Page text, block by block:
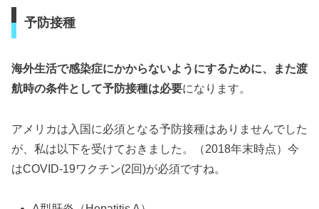
予防接種
海外生活で感染症にかからないようにするために、また渡
航時の条件として予防接種は必要になります。
アメリカは入国に必須となる予防接種はありませんでした
が、私は以下を受けておきました。（2018年末時点）今
はCOVID-19ワクチン(2回)が必須ですね。